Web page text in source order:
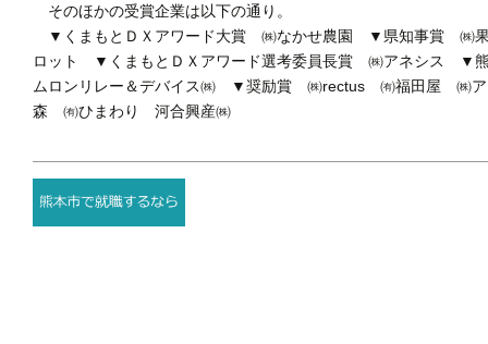
そのほかの受賞企業は以下の通り。
▼くまもとＤＸアワード大賞 ㈱なかせ農園 ▼県知事賞 ㈱
ロット ▼くまもとＤＸアワード選考委員長賞 ㈱アネシス ▼
ムロンリレー＆デバイス㈱ ▼奨励賞 ㈱rectus ㈲福田屋 ㈱
森 ㈲ひまわり 河合興産㈱